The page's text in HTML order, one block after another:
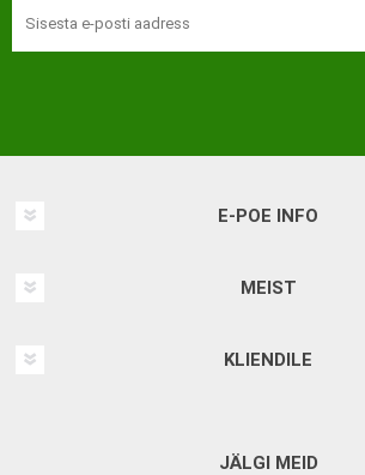
E-POE INFO
MEIST
KLIENDILE
JÄLGI MEID